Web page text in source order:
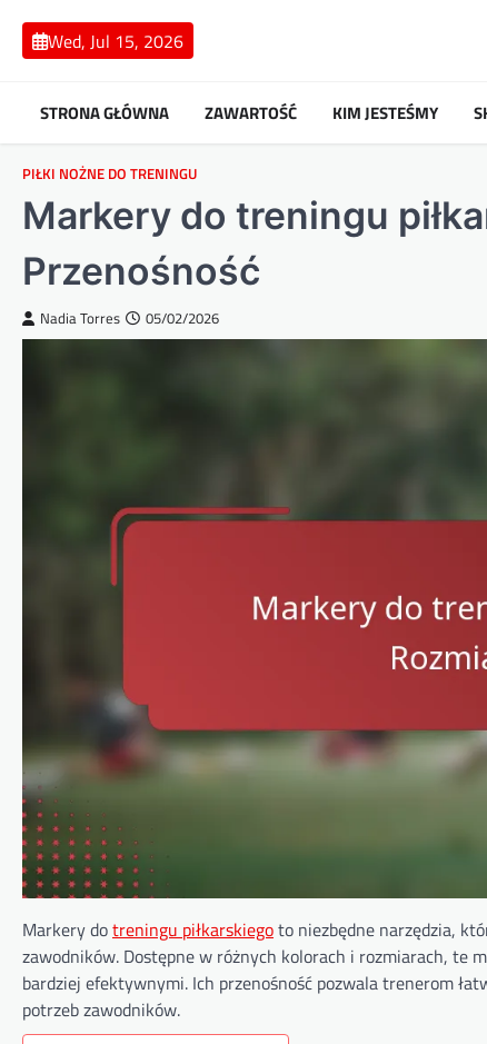
content
Wed, Jul 15, 2026
STRONA GŁÓWNA ZAWARTOŚĆ KIM JESTEŚMY
PIŁKI NOŻNE DO TRENINGU
Markery do treningu
Przenośność
Nadia Torres 05/02/2026
Markery dotreningu piłkarskiegoto niezbędne narzędzia,
zawodników. Dostępne w różnych kolorach i rozmiarach, te
bardziej efektywnymi. Ich przenośność pozwala trenerom
potrzeb zawodników.